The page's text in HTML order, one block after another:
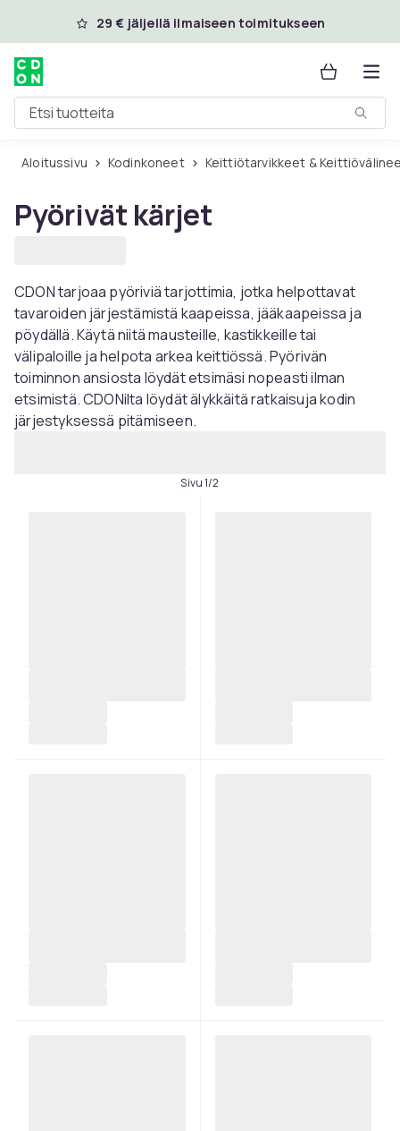
Ohita ja siirry pääsisältöön
29 € jäljellä ilmaiseen toimitukseen
Etsi tuotteita
Aloitussivu Kodinkoneet Keittiötarvikkeet &
Pyörivät kärjet
CDON tarjoaa pyöriviä tarjottimia, jotka helpottavat
tavaroiden järjestämistä kaapeissa, jääkaapeissa ja
pöydällä. Käytä niitä mausteille, kastikkeille tai
välipaloille ja helpota arkea keittiössä. Pyörivän
toiminnon ansiosta löydät etsimäsi nopeasti ilman
etsimistä. CDONilta löydät älykkäitä ratkaisuja kodin
järjestyksessä pitämiseen.
Sivu 1/2